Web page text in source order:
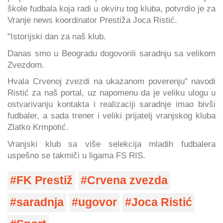
škole fudbala koja radi u okviru tog kluba, potvrdio je za
Vranje news koordinator Prestiža Joca Ristić.
"Istorijski dan za naš klub.
Danas smo u Beogradu dogovorili saradnju sa velikom
Zvezdom.
Hvala Crvenoj zvezdi na ukazanom poverenju" navodi
Ristić za naš portal, uz napomenu da je veliku ulogu u
ostvarivanju kontakta i realizaciji saradnje imao bivši
fudbaler, a sada trener i veliki prijatelj vranjskog kluba
Zlatko Krmpotić.
Vranjski klub sa više selekcija mladih fudbalera
uspešno se takmiči u ligama FS RIS.
FK Prestiž
Crvena zvezda
saradnja
ugovor
Joca Ristić